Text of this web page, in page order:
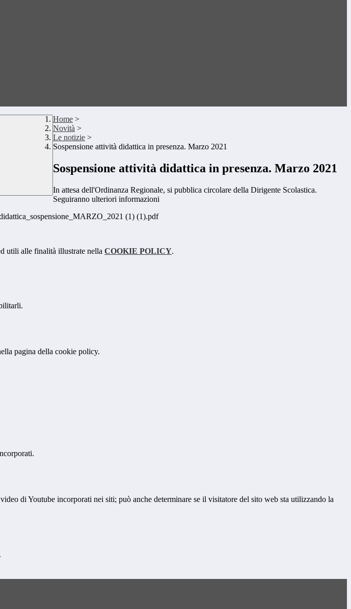
Home >
Novità >
Le notizie >
Sospensione attività didattica in presenza. Marzo 2021
Sospensione attività didattica in presenza. Marzo 2021
In attesa dell'Ordinanza Regionale, si pubblica circolare della Dirigente Scolastica.
Seguiranno ulteriori informazioni
(1) (1).pdf
utili alle finalità illustrate nella COOKIE POLICY.
pagina della cookie policy.
di Youtube incorporati nei siti; può anche determinare se il visitatore del sito web sta utilizzando la